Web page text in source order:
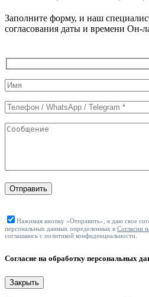
Заполните форму, и наш
согласования даты и времени Он-
Служебные
поля
формы
Отправить
Нажимая кнопку «Отправить», я даю свое
персональных данных определенных в Согласии
соглашаюсь с политикой конфиденциальности.
Согласие на обработку персональных
Закрыть